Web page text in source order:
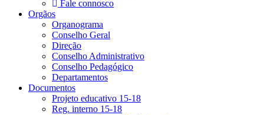
Fale connosco
Orgãos
Organograma
Conselho Geral
Direção
Conselho Administrativo
Conselho Pedagógico
Departamentos
Documentos
Projeto educativo 15-18
Reg. interno 15-18